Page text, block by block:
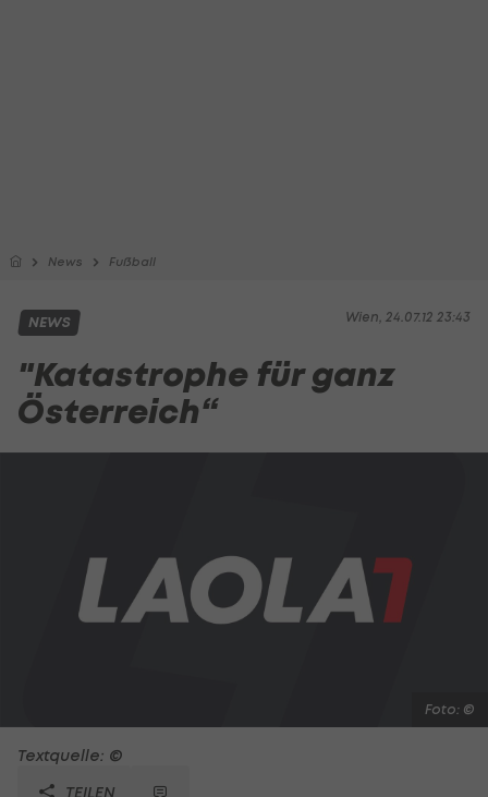
News Fußball
Wien, 24.07.12 23:43
NEWS
"Katastrophe für ganz
Österreich“
Foto: ©
Textquelle: ©
TEILEN